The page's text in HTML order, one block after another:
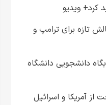
کرد+ ویدیو
تازه برای ترامپ و
دانشجویی دانشگاه
آمریکا و اسرائیل